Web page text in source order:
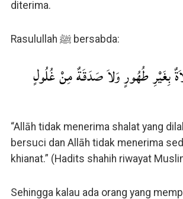
diterima.
Rasulullah ﷺ bersabda:
بِغَيْرِ طُهُورٍ وَلاَ صَدَقَةٌ مِنْ غُلُولٍ
“Allāh tidak menerima shalat yang
bersuci dan Allāh tidak menerima
khianat.” (Hadits shahih riwayat
Sehingga kalau ada orang yang